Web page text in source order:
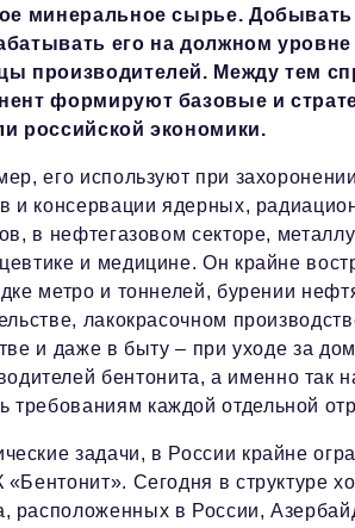
минеральное сырье. Добывать
его на должном
производителей. Между тем
формируют базовые и
российской экономики.
его используют при
и консервации ядерных,
в нефтегазовом секторе,
и медицине. Он крайне
метро и тоннелей, бурении
лакокрасочном
и даже в быту – при уходе за
бентонита, а именно так
требованиям каждой отдельной
задачи, в России крайне
Сегодня в структуре
расположенных в России,